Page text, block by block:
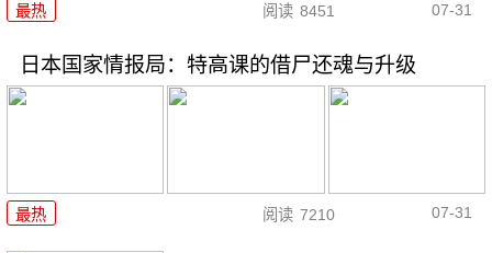
最热 阅读 8451 07-31
日本国家情报局：特高课的借尸还魂与升级
最热 阅读 7210 07-31